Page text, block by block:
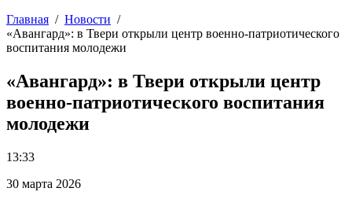
Главная
Новости
«Авангард»: в Твери открыли центр военно-патриотического
воспитания молодежи
«Авангард»: в Твери открыли центр
военно-патриотического воспитания
молодежи
13:33
30 марта 2026